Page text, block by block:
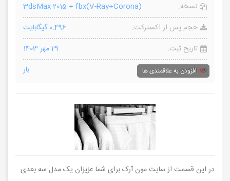
نسخه:
3dsMax 2015 + fbx(V-Ray+Corona)
حجم پس از اکسترکت:
0.496 گیگابایت
تاریخ ثبت:
29 مهر 1403
بازدید:
بار افزودن به علاقمندی ها
در این قسمت از سایت مون آرک برای شما عزیزان یک مدل سه بعدی